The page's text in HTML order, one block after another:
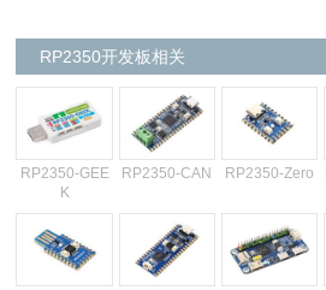
RP2350开发板相关
RP2350-GEE
K
RP2350-CAN RP2350-Zero